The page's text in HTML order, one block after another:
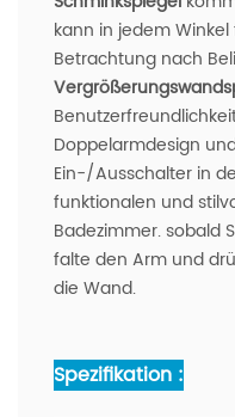
kann in jedem
Betrachtung nach
Doppelarmdesign
Ein-/Ausschalter in
funktionalen und
Badezimmer. sobald
falte den Arm und
die Wand.
Spezifikation :